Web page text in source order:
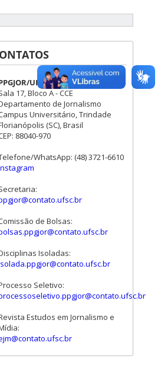
UFSC
17, Bloco A - CCE
de Jornalismo
Universitário, Trindade
(SC), Brasil
88040-970
WhatsApp: (48) 3721-6610
de Bolsas:
Isoladas:
Seletivo:
Estudos em Jornalismo e